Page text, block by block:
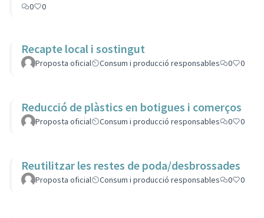
0
0
Recapte local i sostingut
Proposta oficial Consum i producció responsables 0 0
Reducció de plàstics en botigues i comerços
Proposta oficial Consum i producció responsables 0 0
Reutilitzar les restes de poda/desbrossades
Proposta oficial Consum i producció responsables 0 0